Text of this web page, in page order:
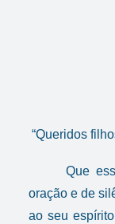
“Queridos
Que esse
oração e de
ao seu